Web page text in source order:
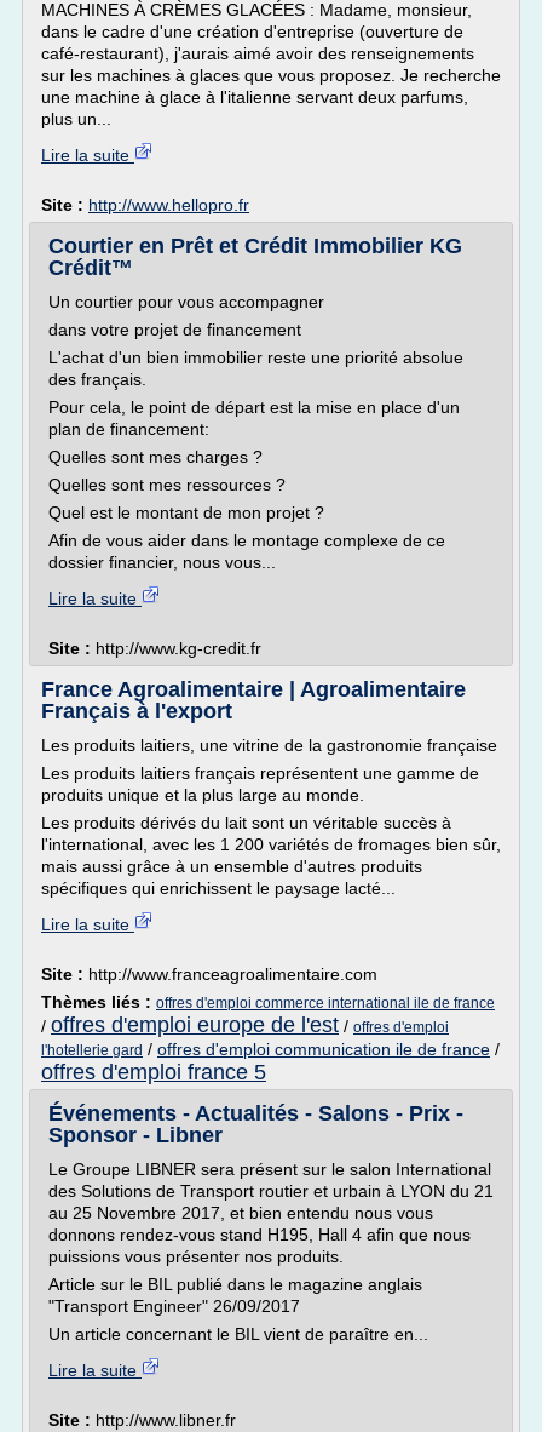
MACHINES À CRÈMES GLACÉES : Madame, monsieur,
dans le cadre d'une création d'entreprise (ouverture de
café-restaurant), j'aurais aimé avoir des renseignements
sur les machines à glaces que vous proposez. Je recherche
une machine à glace à l'italienne servant deux parfums,
plus un...
Lire la suite
Site : http://www.hellopro.fr
Courtier en Prêt et Crédit Immobilier KG
Crédit™
Un courtier pour vous accompagner
dans votre projet de financement
L'achat d'un bien immobilier reste une priorité absolue
des français.
Pour cela, le point de départ est la mise en place d'un
plan de financement:
Quelles sont mes charges ?
Quelles sont mes ressources ?
Quel est le montant de mon projet ?
Afin de vous aider dans le montage complexe de ce
dossier financier, nous vous...
Lire la suite
Site : http://www.kg-credit.fr
France Agroalimentaire | Agroalimentaire
Français à l'export
Les produits laitiers, une vitrine de la gastronomie française
Les produits laitiers français représentent une gamme de
produits unique et la plus large au monde.
Les produits dérivés du lait sont un véritable succès à
l'international, avec les 1 200 variétés de fromages bien sûr,
mais aussi grâce à un ensemble d'autres produits
spécifiques qui enrichissent le paysage lacté...
Lire la suite
Site : http://www.franceagroalimentaire.com
Thèmes liés : offres d'emploi commerce international ile de france
/ offres d'emploi europe de l'est / offres d'emploi
l'hotellerie gard / offres d'emploi communication ile de france /
offres d'emploi france 5
Événements - Actualités - Salons - Prix -
Sponsor - Libner
Le Groupe LIBNER sera présent sur le salon International
des Solutions de Transport routier et urbain à LYON du 21
au 25 Novembre 2017, et bien entendu nous vous
donnons rendez-vous stand H195, Hall 4 afin que nous
puissions vous présenter nos produits.
Article sur le BIL publié dans le magazine anglais
"Transport Engineer" 26/09/2017
Un article concernant le BIL vient de paraître en...
Lire la suite
Site : http://www.libner.fr